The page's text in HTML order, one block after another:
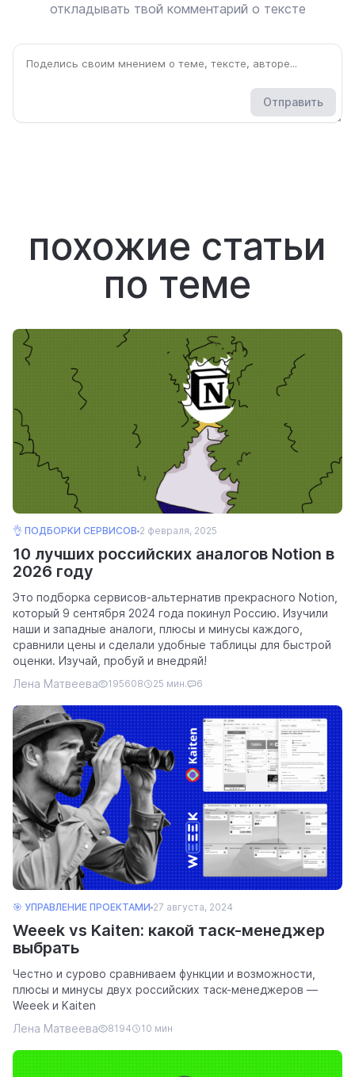
откладывать твой комментарий о тексте
Отправить
похожие статьи
по теме
👌 ПОДБОРКИ СЕРВИСОВ 2 февраля, 2025
10 лучших российских аналогов Notion в
2026 году
Это подборка сервисов-альтернатив прекрасного Notion,
который 9 сентября 2024 года покинул Россию. Изучили
наши и западные аналоги, плюсы и минусы каждого,
сравнили цены и сделали удобные таблицы для быстрой
оценки. Изучай, пробуй и внедряй!
Лена Матвеева
195608 25 мин. 6
🎯 УПРАВЛЕНИЕ ПРОЕКТАМИ 27 августа, 2024
Weeek vs Kaiten: какой таск-менеджер
выбрать
Честно и сурово сравниваем функции и возможности,
плюсы и минусы двух российских таск-менеджеров —
Weeek и Kaiten
Лена Матвеева
8194 10 мин